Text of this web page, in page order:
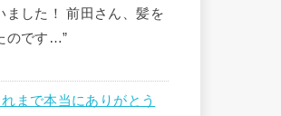
ました！ 前田さん、髪を
のです…”
れまで本当にありがとう